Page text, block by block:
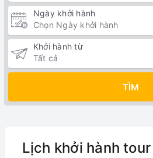
Ngày khởi hành
Khởi hành từ
TÌM
Lịch khởi hành